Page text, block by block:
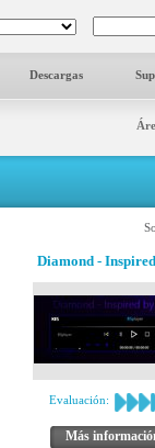
Descargas
Diamond -
Evaluación:
Más